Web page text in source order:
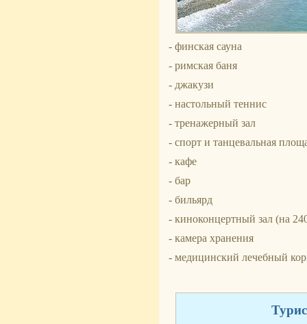
- финская сауна
- римская баня
- джакузи
- настольный теннис
- тренажерный зал
- спорт и танцевальная
- кафе
- бар
- бильярд
- киноконцертный зал (на
- камера хранения
- медицинский лечебный